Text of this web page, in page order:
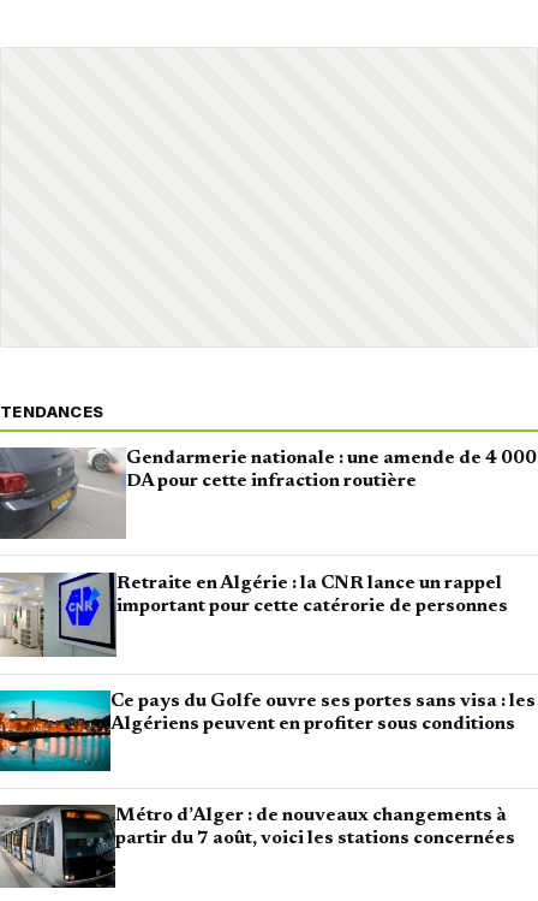
TENDANCES
Gendarmerie nationale : une amende de 4 000
DA pour cette infraction routière
Retraite en Algérie : la CNR lance un rappel
important pour cette catérorie de personnes
Ce pays du Golfe ouvre ses portes sans visa : les
Algériens peuvent en profiter sous conditions
Métro d’Alger : de nouveaux changements à
partir du 7 août, voici les stations concernées